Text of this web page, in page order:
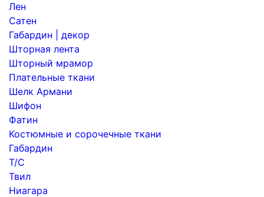
Лен
Сатен
Габардин | декор
Шторная лента
Шторный мрамор
Плательные ткани
Шелк Армани
Шифон
Фатин
Костюмные и сорочечные ткани
Габардин
Т/С
Твил
Ниагара